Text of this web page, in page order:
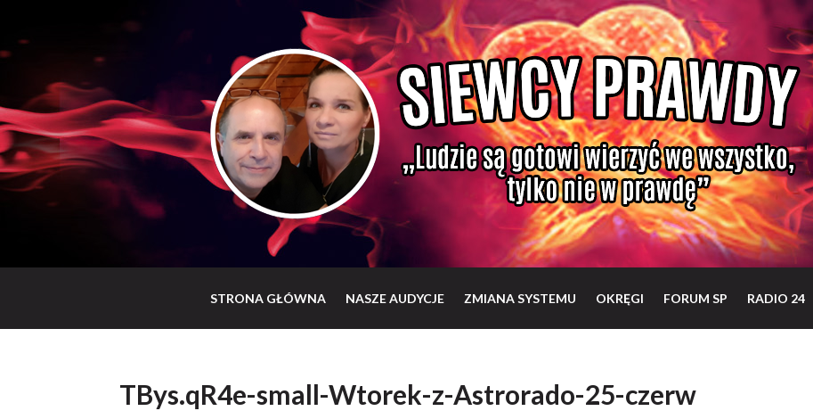
STRONA GŁÓWNA NASZE AUDYCJE ZMIANA SYSTEMU OKRĘGI FORUM SP RADIO 24
TBys.qR4e-small-Wtorek-z-Astrorado-25-czerw